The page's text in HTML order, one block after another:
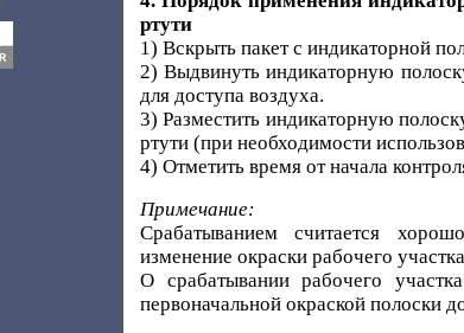
ртути
1) Вскрыть пакет с индикаторной
2) Выдвинуть индикаторную
для доступа воздуха.
3) Разместить индикаторную
ртути (при необходимости
4) Отметить время от начала
Примечание:
Срабатыванием считается
изменение окраски рабочего
О срабатывании рабочего
первоначальной окраской полоски